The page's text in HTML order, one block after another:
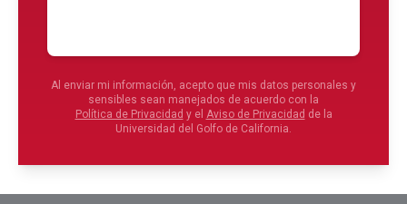
Al enviar mi información, acepto que mis datos personales y
sensibles sean manejados de acuerdo con la
Política de Privacidad y el Aviso de Privacidad de la
Universidad del Golfo de California.